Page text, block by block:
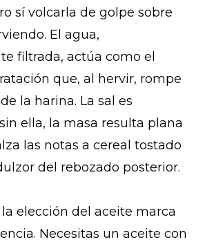
sí volcarla de golpe sobre
El agua,
filtrada, actúa como el
que, al hervir, rompe
la harina. La sal es
ella, la masa resulta plana
las notas a cereal tostado
del rebozado posterior.
elección del aceite marca
Necesitas un aceite con